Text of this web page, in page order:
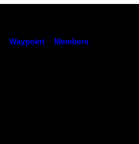
Waypoint Members